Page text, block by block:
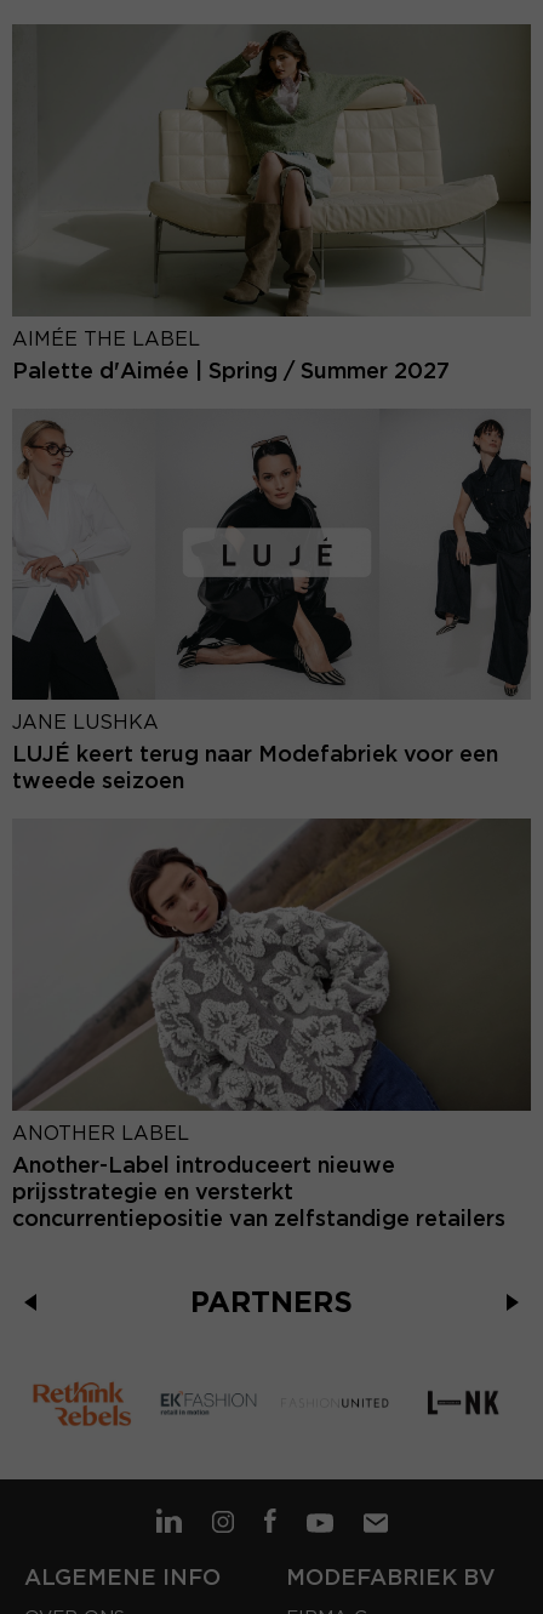
AIMÉE THE LABEL
Palette d'Aimée | Spring / Summer 2027
JANE LUSHKA
LUJÉ keert terug naar Modefabriek voor een
tweede seizoen
ANOTHER LABEL
Another-Label introduceert nieuwe
prijsstrategie en versterkt
concurrentiepositie van zelfstandige retailers
PARTNERS
ALGEMENE INFO MODEFABRIEK BV